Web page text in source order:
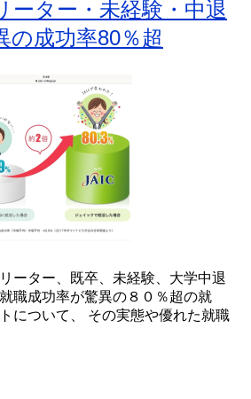
ーター・未経験・中退
の成功率80％超
ーター、既卒、未経験、大学中退
職成功率が驚異の８０％超の就
について、 その実態や優れた就職